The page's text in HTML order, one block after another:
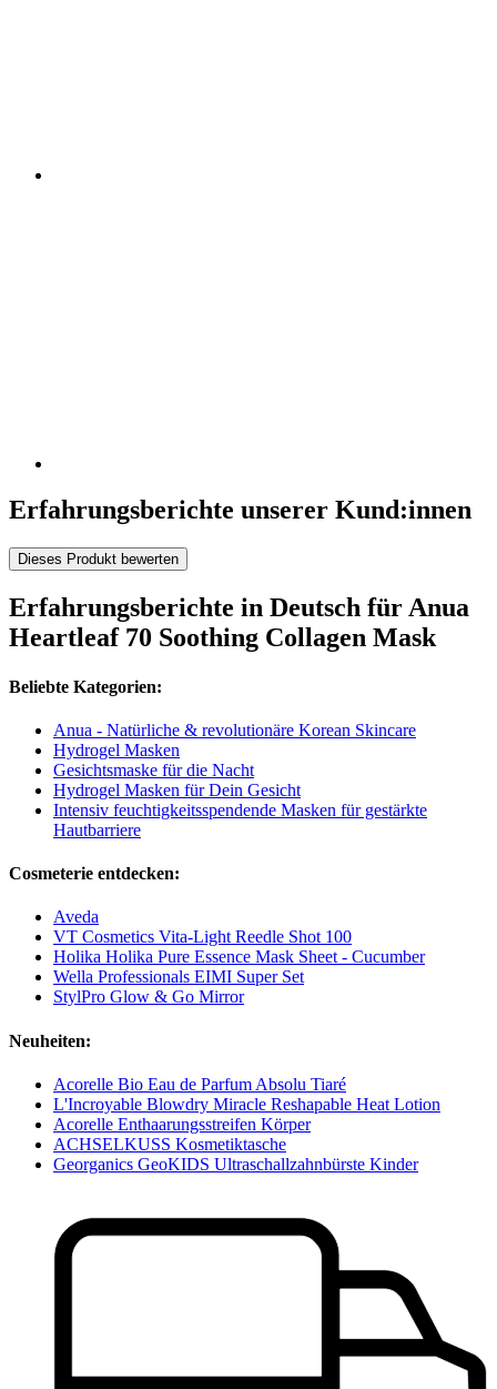
Erfahrungsberichte unserer Kund:innen
Dieses Produkt bewerten
Erfahrungsberichte in Deutsch für Anua
Heartleaf 70 Soothing Collagen Mask
Beliebte Kategorien:
Anua - Natürliche & revolutionäre Korean Skincare
Hydrogel Masken
Gesichtsmaske für die Nacht
Hydrogel Masken für Dein Gesicht
Intensiv feuchtigkeitsspendende Masken für gestärkte
Hautbarriere
Cosmeterie entdecken:
Aveda
VT Cosmetics Vita-Light Reedle Shot 100
Holika Holika Pure Essence Mask Sheet - Cucumber
Wella Professionals EIMI Super Set
StylPro Glow & Go Mirror
Neuheiten:
Acorelle Bio Eau de Parfum Absolu Tiaré
L'Incroyable Blowdry Miracle Reshapable Heat Lotion
Acorelle Enthaarungsstreifen Körper
ACHSELKUSS Kosmetiktasche
Georganics GeoKIDS Ultraschallzahnbürste Kinder